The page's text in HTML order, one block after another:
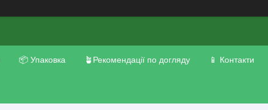
📦 Упаковка 🪴Рекомендації по догляду 📱 Контакти